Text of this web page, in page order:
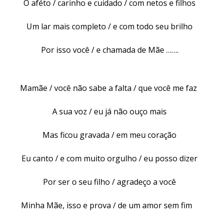
O aféto / carinho e cuidado / com netos e filhos
Um lar mais completo / e com todo seu brilho
Por isso você / e chamada de Mãe …….
Mamãe / você não sabe a falta / que você me faz
A sua voz / eu já não ouço mais
Mas ficou gravada / em meu coração
Eu canto / e com muito orgulho / eu posso dizer
Por ser o seu filho / agradeço a você
Minha Mãe, isso e prova / de um amor sem fim